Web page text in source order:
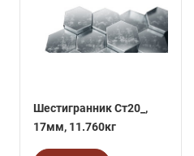
Шестигранник Ст20_,
17мм, 11.760кг